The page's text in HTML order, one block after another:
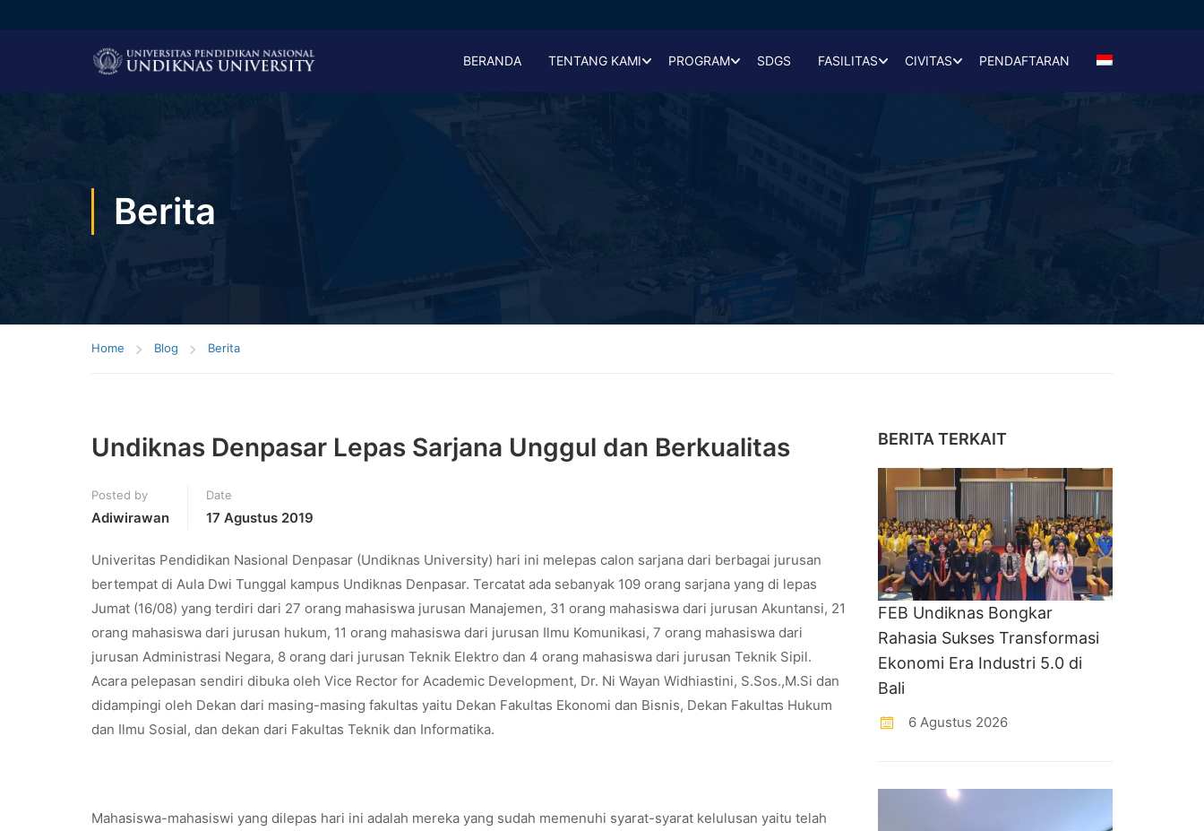
BERANDA TENTANG KAMI PROGRAM SDGS FASILITAS CIVITAS PENDAFTARAN
Berita
Home Blog Berita
Undiknas Denpasar Lepas Sarjana Unggul dan Berkualitas
Posted by
Adiwirawan
Date
17 Agustus 2019
Univeritas Pendidikan Nasional Denpasar (Undiknas University) hari ini melepas calon sarjana dari berbagai jurusan
bertempat di Aula Dwi Tunggal kampus Undiknas Denpasar. Tercatat ada sebanyak 109 orang sarjana yang di lepas
Jumat (16/08) yang terdiri dari 27 orang mahasiswa jurusan Manajemen, 31 orang mahasiswa dari jurusan Akuntansi, 21
orang mahasiswa dari jurusan hukum, 11 orang mahasiswa dari jurusan Ilmu Komunikasi, 7 orang mahasiswa dari
jurusan Administrasi Negara, 8 orang dari jurusan Teknik Elektro dan 4 orang mahasiswa dari jurusan Teknik Sipil.
Acara pelepasan sendiri dibuka oleh Vice Rector for Academic Development, Dr. Ni Wayan Widhiastini, S.Sos.,M.Si dan
didampingi oleh Dekan dari masing-masing fakultas yaitu Dekan Fakultas Ekonomi dan Bisnis, Dekan Fakultas Hukum
dan Ilmu Sosial, dan dekan dari Fakultas Teknik dan Informatika.
Mahasiswa-mahasiswi yang dilepas hari ini adalah mereka yang sudah memenuhi syarat-syarat kelulusan yaitu telah
BERITA TERKAIT
FEB Undiknas Bongkar
Rahasia Sukses Transformasi
Ekonomi Era Industri 5.0 di
Bali
6 Agustus 2026